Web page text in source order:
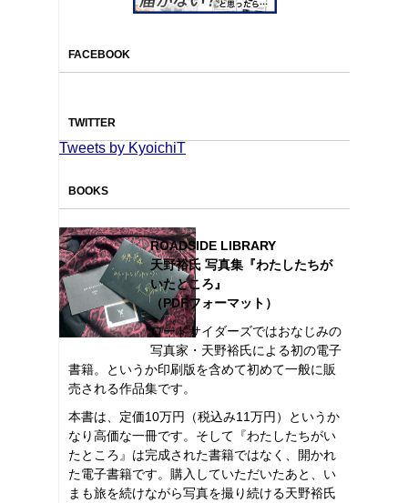
FACEBOOK
TWITTER
Tweets by KyoichiT
BOOKS
ROADSIDE LIBRARY
天野裕氏 写真集『わたしたちが
いたところ』
（PDFフォーマット）
ロードサイダーズではおなじみの
写真家・天野裕氏による初の電子
書籍。というか印刷版を含めて初めて一般に販
売される作品集です。
本書は、定価10万円（税込み11万円）というか
なり高価な一冊です。そして『わたしたちがい
たところ』は完成された書籍ではなく、開かれ
た電子書籍です。購入していただいたあと、い
まも旅を続けながら写真を撮り続ける天野裕氏